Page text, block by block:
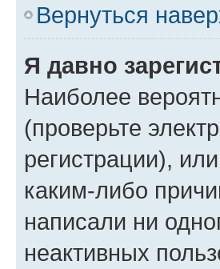
Вернуться
Я давно
Наиболее
(проверьте
регистрации),
каким-либо
написали ни
неактивных